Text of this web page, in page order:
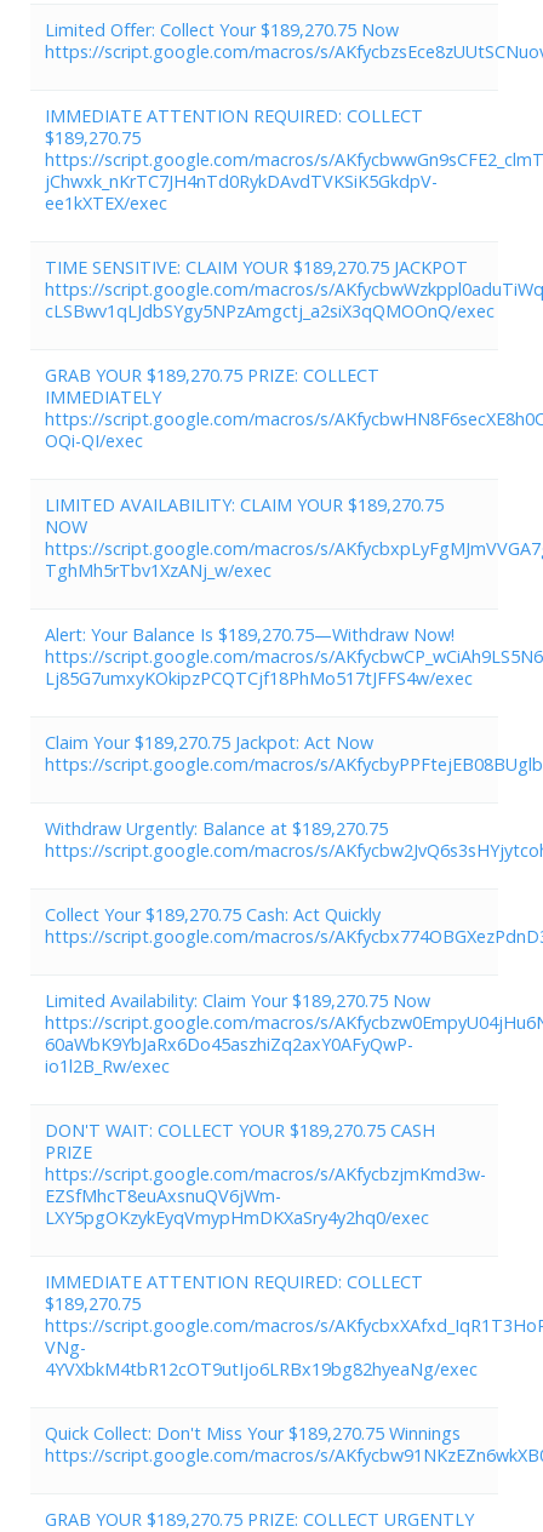
Limited Offer: Collect Your $189,270.75 Now
https://script.google.com/macros/s/
IMMEDIATE ATTENTION REQUIRED: COLLECT
$189,270.75
https://script.google.com/macros/s/
jChwxk_nKrTC7JH4nTd0RykDAvdTVKSiK5GkdpV-
ee1kXTEX/exec
TIME SENSITIVE: CLAIM YOUR $189,270.75 JACKPOT
https://script.google.com/macros/s/
cLSBwv1qLJdbSYgy5NPzAmgctj_a2siX3qQMOOnQ/exec
GRAB YOUR $189,270.75 PRIZE: COLLECT
IMMEDIATELY
https://script.google.com/macros/s/
OQi-QI/exec
LIMITED AVAILABILITY: CLAIM YOUR $189,270.75
NOW
https://script.google.com/macros/s/
TghMh5rTbv1XzANj_w/exec
Alert: Your Balance Is $189,270.75—Withdraw Now!
https://script.google.com/macros/s/
Lj85G7umxyKOkipzPCQTCjf18PhMo517tJFFS4w/exec
Claim Your $189,270.75 Jackpot: Act Now
https://script.google.com/macros/s/
Withdraw Urgently: Balance at $189,270.75
https://script.google.com/macros/s/
Collect Your $189,270.75 Cash: Act Quickly
https://script.google.com/macros/s/
Limited Availability: Claim Your $189,270.75 Now
https://script.google.com/macros/s/
60aWbK9YbJaRx6Do45aszhiZq2axY0AFyQwP-
io1l2B_Rw/exec
DON'T WAIT: COLLECT YOUR $189,270.75 CASH
PRIZE
https://script.google.com/macros/s/AKfycbzjmKmd3w-
EZSfMhcT8euAxsnuQV6jWm-
LXY5pgOKzykEyqVmypHmDKXaSry4y2hq0/exec
IMMEDIATE ATTENTION REQUIRED: COLLECT
$189,270.75
https://script.google.com/macros/s/
VNg-
4YVXbkM4tbR12cOT9utIjo6LRBx19bg82hyeaNg/exec
Quick Collect: Don't Miss Your $189,270.75 Winnings
https://script.google.com/macros/s/
GRAB YOUR $189,270.75 PRIZE: COLLECT URGENTLY